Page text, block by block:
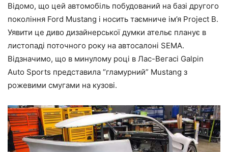
Відомо, що цей автомобіль побудований на базі другого
покоління Ford Mustang і носить таємниче ім’я Project B.
Уявити це диво дизайнерської думки ательє планує в
листопаді поточного року на автосалоні SEMA.
Відзначимо, що в минулому році в Лас-Вегасі Galpin
Auto Sports представила “гламурний” Mustang з
рожевими смугами на кузові.